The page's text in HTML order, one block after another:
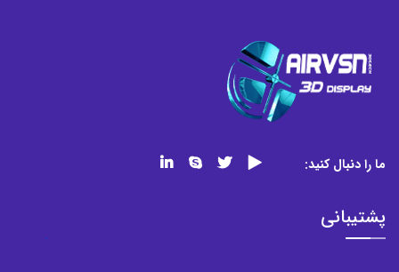
ما را دنبال کنید:
پشتیبانی